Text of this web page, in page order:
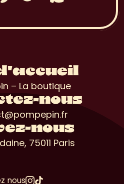
– La boutique
nous
nous
75011 Paris
nous